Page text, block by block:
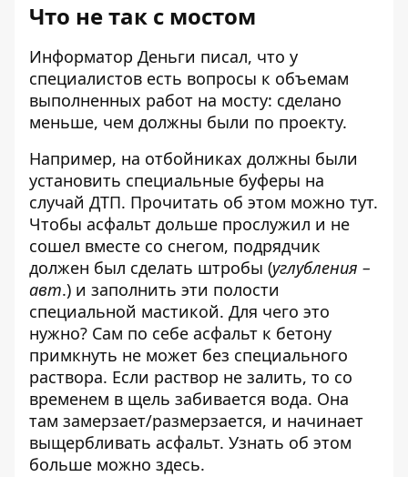
Что не так с мостом
Информатор Деньги писал, что у
специалистов есть вопросы к объемам
выполненных работ на мосту: сделано
меньше, чем должны были по проекту.
Например, на отбойниках должны были
установить специальные буферы на
случай ДТП. Прочитать об этом можно тут.
Чтобы асфальт дольше прослужил и не
сошел вместе со снегом, подрядчик
должен был сделать штробы (углубления –
авт.) и заполнить эти полости
специальной мастикой. Для чего это
нужно? Сам по себе асфальт к бетону
примкнуть не может без специального
раствора. Если раствор не залить, то со
временем в щель забивается вода. Она
там замерзает/размерзается, и начинает
выщербливать асфальт. Узнать об этом
больше можно здесь.